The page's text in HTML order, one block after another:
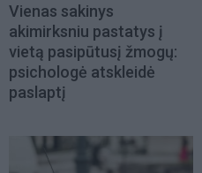
Vienas sakinys
akimirksniu pastatys į
vietą pasipūtusį žmogų:
psichologė atskleidė
paslaptį